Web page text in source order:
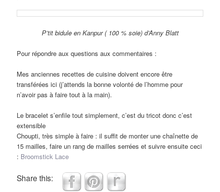
P’tit bidule en Kanpur ( 100 % soie) d’Anny Blatt
Pour répondre aux questions aux commentaires :
Mes anciennes recettes de cuisine doivent encore être
transférées ici (j’attends la bonne volonté de l’homme pour
n’avoir pas à faire tout à la main).
Le bracelet s’enfile tout simplement, c’est du tricot donc c’est
extensible
Choupti, très simple à faire : il suffit de monter une chaînette de
15 mailles, faire un rang de mailles serrées et suivre ensuite ceci
: Broomstick Lace
Share this: